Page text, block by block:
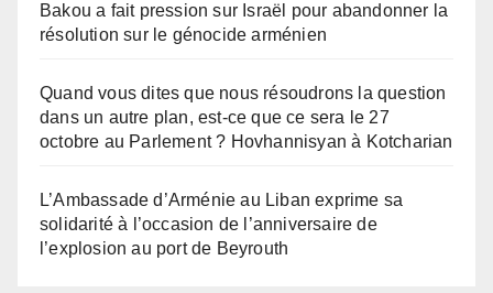
Bakou a fait pression sur Israël pour abandonner la
résolution sur le génocide arménien
Quand vous dites que nous résoudrons la question
dans un autre plan, est-ce que ce sera le 27
octobre au Parlement ? Hovhannisyan à Kotcharian
L’Ambassade d’Arménie au Liban exprime sa
solidarité à l’occasion de l’anniversaire de
l’explosion au port de Beyrouth